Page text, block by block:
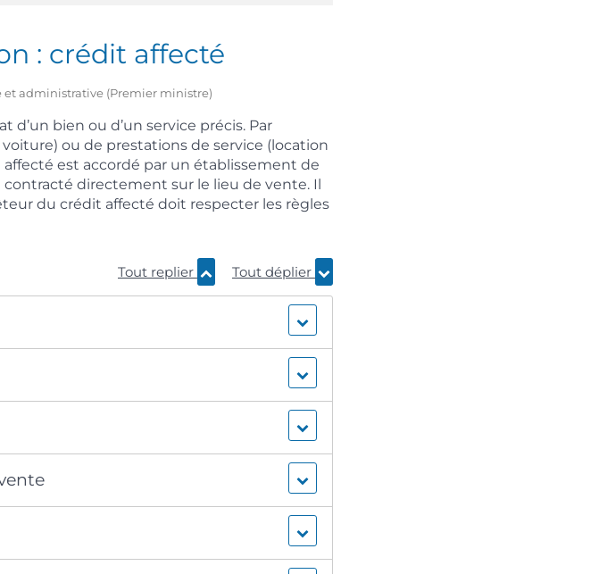
: crédit affecté
et administrative (Premier ministre)
d’un bien ou d’un service précis. Par
ou de prestations de service (location
est accordé par un établissement de
directement sur le lieu de vente. Il
du crédit affecté doit respecter les règles
Tout replier Tout déplier